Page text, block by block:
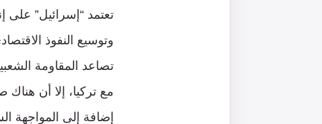
تعتمد “إسرائيل” على
وتوسيع النفوذ
تصاعد المقاومة
مع تركيا، إلا أن
إضافة إلى المواجهة